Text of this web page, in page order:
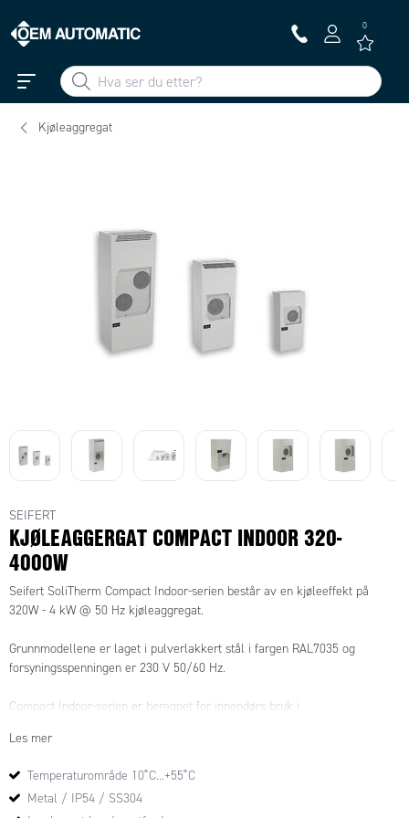
0
Kjøleaggregat
SEIFERT
KJØLEAGGERGAT COMPACT INDOOR 320-
4000W
Seifert SoliTherm Compact Indoor-serien består av en kjøleeffekt på
320W - 4 kW @ 50 Hz kjøleaggregat.
Grunnmodellene er laget i pulverlakkert stål i fargen RAL7035 og
forsyningsspenningen er 230 V 50/60 Hz.
Compact Indoor-serien er beregnet for innendørs bruk i
Kapslingsklassen er IP54.
Innstillingsområdet for kjøling er +20°C...+50°C og forhåndsinnstillingen er
+35°C i alle modeller.
Les mer
Temperaturområde 10˚C...+55˚C
Metal / IP54 / SS304